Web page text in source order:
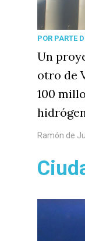
POR PARTE
Un
otro de
100
Ramón de